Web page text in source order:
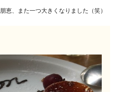
朋恵、また一つ大きくなりました（笑）